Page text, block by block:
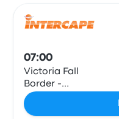
07:00
Victoria Fall
Border -
Zambia side at
Department of